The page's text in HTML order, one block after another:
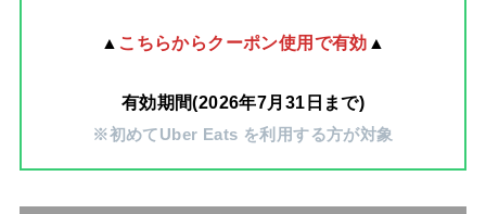
▲ こちらからクーポン使用で有効 ▲
有効期間(2026年7月31日まで)
※初めてUber Eats を利用する方が対象